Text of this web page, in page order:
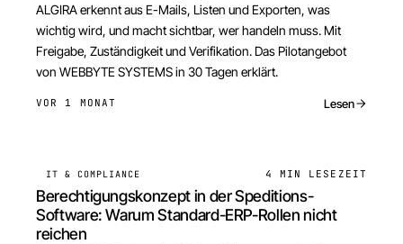
ALGIRA erkennt aus E-Mails, Listen und Exporten, was
wichtig wird, und macht sichtbar, wer handeln muss. Mit
Freigabe, Zuständigkeit und Verifikation. Das Pilotangebot
von WEBBYTE SYSTEMS in 30 Tagen erklärt.
VOR 1 MONAT Lesen
IT & COMPLIANCE 4 MIN LESEZEIT
Berechtigungskonzept in der Speditions-
Software: Warum Standard-ERP-Rollen nicht
reichen